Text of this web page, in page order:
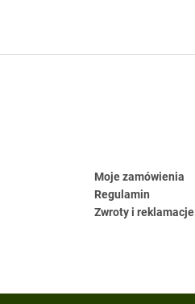
Moje zamówienia
Regulamin
Zwroty i reklamacje